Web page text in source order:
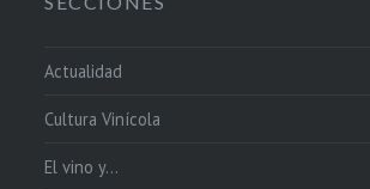
Actualidad
Cultura Vinícola
El vino y…